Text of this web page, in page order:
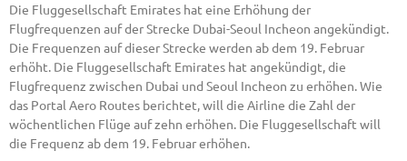
Die Fluggesellschaft Emirates hat eine Erhöhung der
Flugfrequenzen auf der Strecke Dubai-Seoul Incheon angekündigt.
Die Frequenzen auf dieser Strecke werden ab dem 19. Februar
erhöht. Die Fluggesellschaft Emirates hat angekündigt, die
Flugfrequenz zwischen Dubai und Seoul Incheon zu erhöhen. Wie
das Portal Aero Routes berichtet, will die Airline die Zahl der
wöchentlichen Flüge auf zehn erhöhen. Die Fluggesellschaft will
die Frequenz ab dem 19. Februar erhöhen.